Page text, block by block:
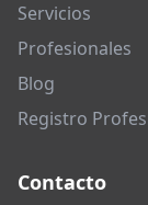
Servicios
Profesionales
Blog
Registro
Contacto